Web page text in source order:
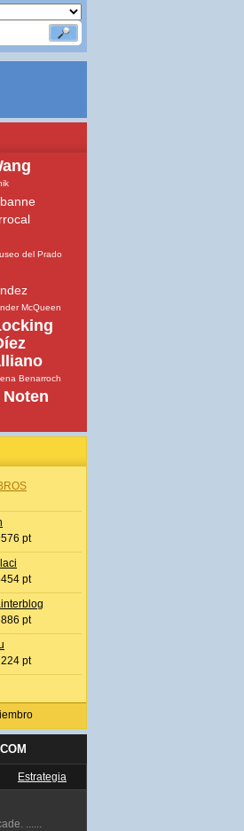
del Prado
McQueen
Benarroch
Noten
pt
pt
pt
pt
Estrategia
......